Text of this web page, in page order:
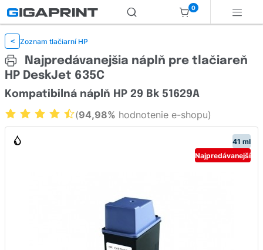
0
< Zoznam tlačiarní HP
Najpredávanejšia náplň pre tlačiareň
HP DeskJet 635C
41 ml
Najpredávanejší
Kompatibilná náplň HP 29 Bk 51629A
(94,98% hodnotenie e-shopu)